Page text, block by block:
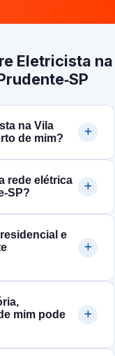
Eletricista na
na Vila
de mim?
rede elétrica
e
mim pode